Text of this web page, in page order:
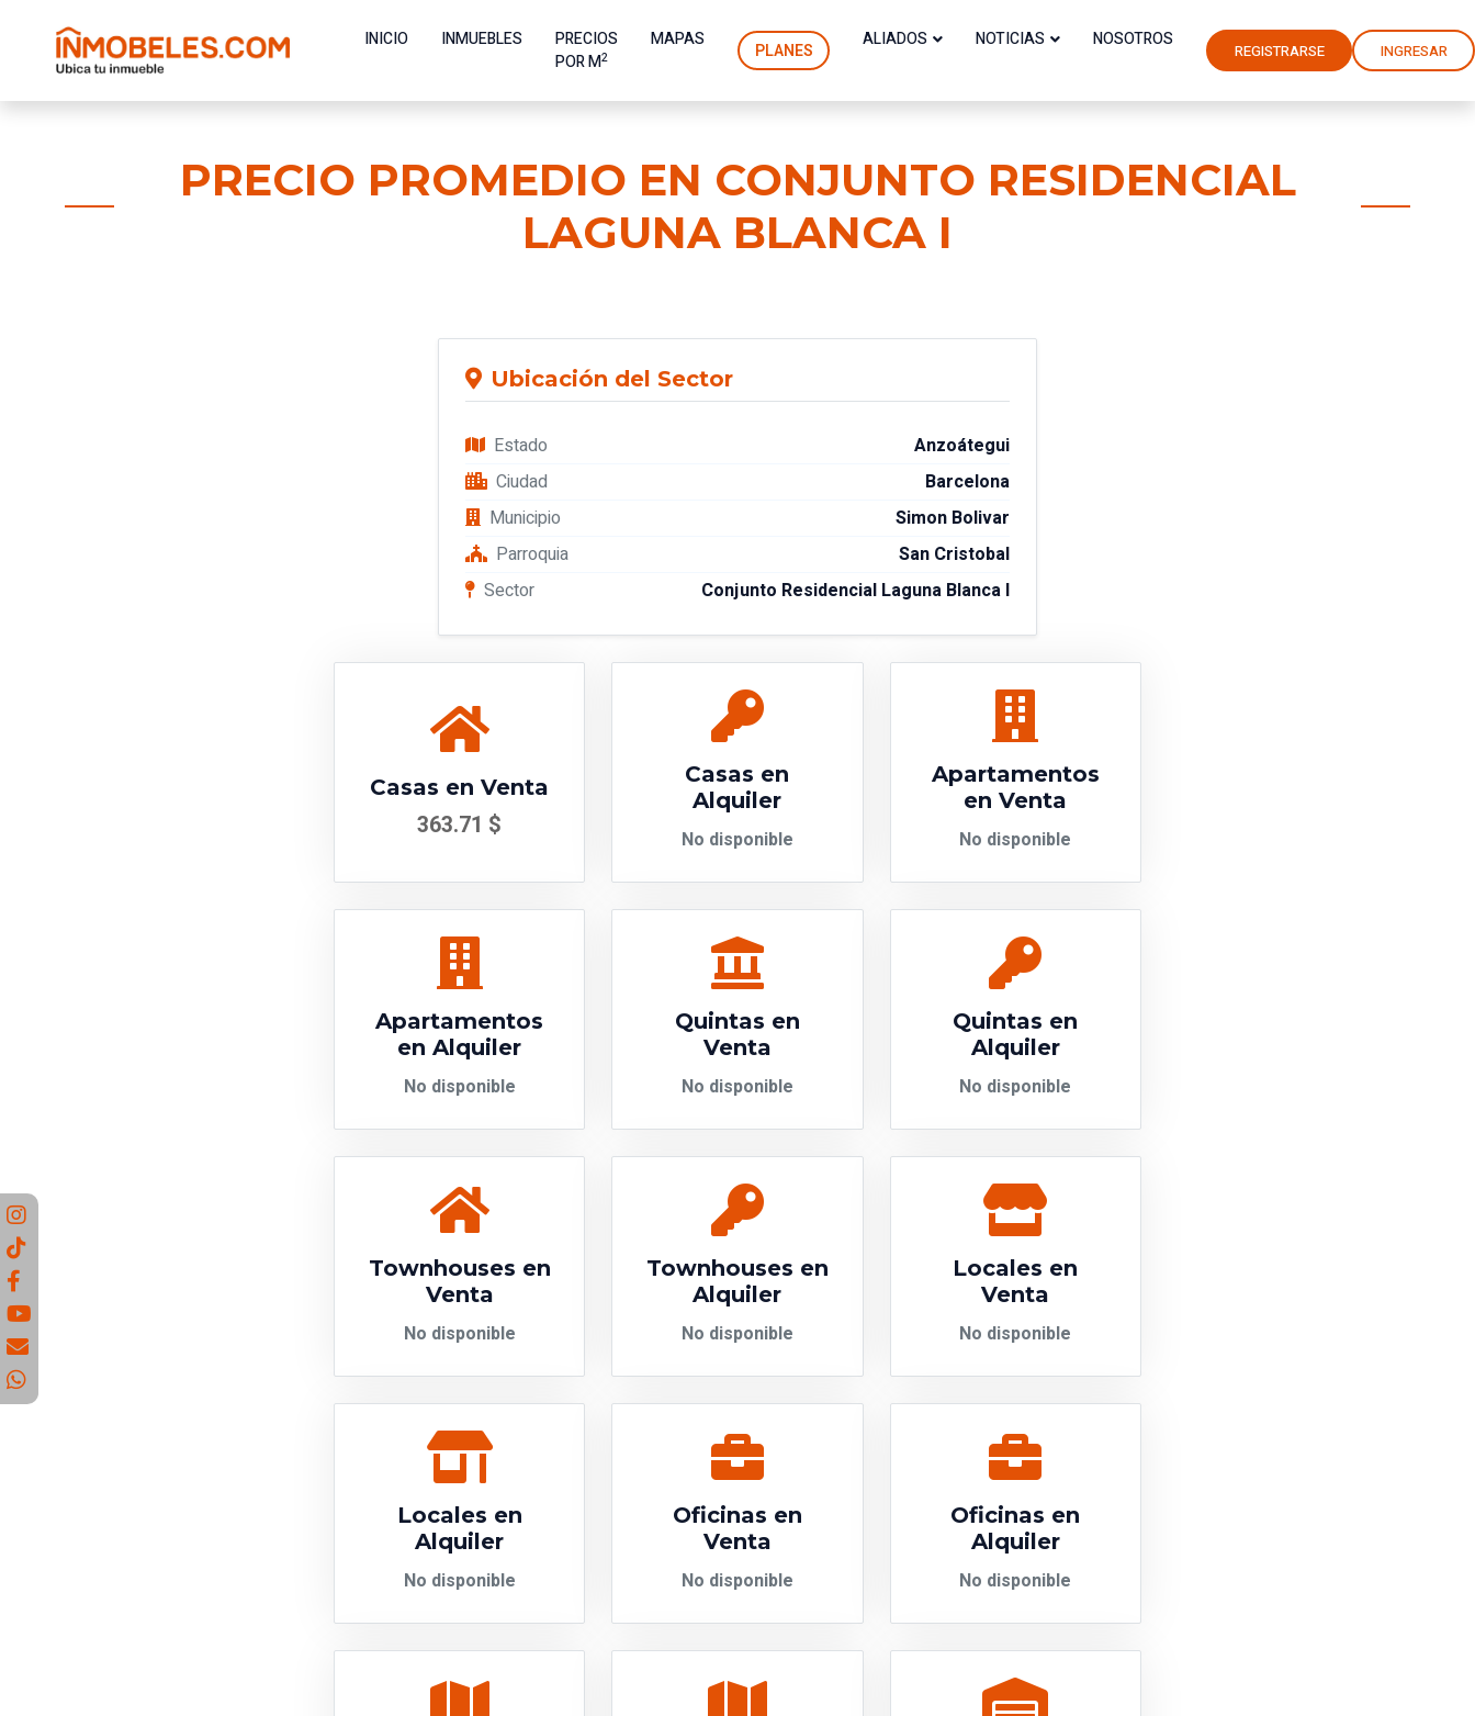
INICIO INMUEBLES
PRECIOS
POR M2
MAPAS PLANES ALIADOS NOTICIAS NOSOTROS REGISTRARSE INGRESAR
PRECIO PROMEDIO EN CONJUNTO RESIDENCIAL
LAGUNA BLANCA I
Ubicación del Sector
Estado
Anzoátegui
Ciudad
Barcelona
Municipio
Simon Bolivar
Parroquia
San Cristobal
Sector
Conjunto Residencial Laguna Blanca I
Casas en Venta
363.71 $
Casas en
Alquiler
No disponible
Apartamentos
en Venta
No disponible
Apartamentos
en Alquiler
No disponible
Quintas en
Venta
No disponible
Quintas en
Alquiler
No disponible
Townhouses en
Venta
No disponible
Townhouses en
Alquiler
No disponible
Locales en
Venta
No disponible
Locales en
Alquiler
No disponible
Oficinas en
Venta
No disponible
Oficinas en
Alquiler
No disponible